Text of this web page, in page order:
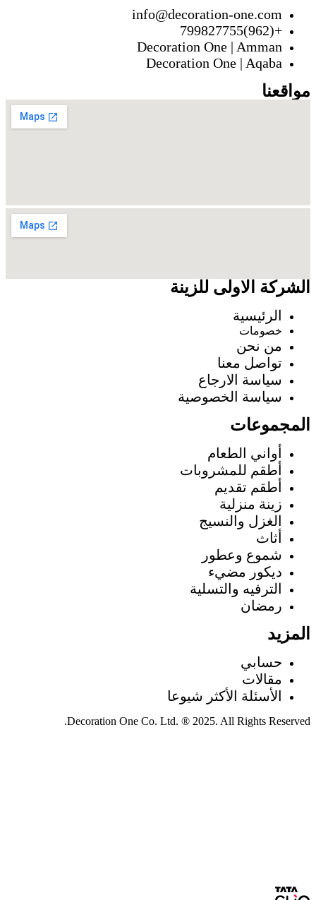
info@decoration-one.com
+(962)799827755
Decoration One | Amman
Decoration One | Aqaba
مواقعنا
الشركة الاولى للزينة
الرئيسية
خصومات
من نحن
تواصل معنا
سياسة الارجاع
سياسة الخصوصية
المجموعات
أواني الطعام
أطقم للمشروبات
أطقم تقديم
زينة منزلية
الغزل والنسيج
أثاث
شموع وعطور
ديكور مضيء
الترفيه والتسلية
رمضان
المزيد
حسابي
مقالات
الأسئلة الأكثر شيوعا
Decoration One Co. Ltd. ® 2025. All Rights Reserved.